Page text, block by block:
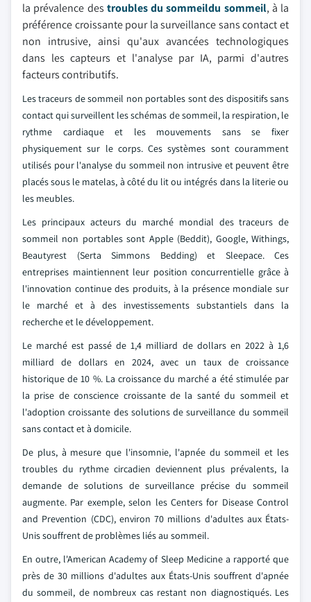
la prévalence des troubles du sommeildu sommeil, à la
préférence croissante pour la surveillance sans contact et
non intrusive, ainsi qu'aux avancées technologiques
dans les capteurs et l'analyse par IA, parmi d'autres
facteurs contributifs.
Les traceurs de sommeil non portables sont des dispositifs sans
contact qui surveillent les schémas de sommeil, la respiration, le
rythme cardiaque et les mouvements sans se fixer
physiquement sur le corps. Ces systèmes sont couramment
utilisés pour l'analyse du sommeil non intrusive et peuvent être
placés sous le matelas, à côté du lit ou intégrés dans la literie ou
les meubles.
Les principaux acteurs du marché mondial des traceurs de
sommeil non portables sont Apple (Beddit), Google, Withings,
Beautyrest (Serta Simmons Bedding) et Sleepace. Ces
entreprises maintiennent leur position concurrentielle grâce à
l'innovation continue des produits, à la présence mondiale sur
le marché et à des investissements substantiels dans la
recherche et le développement.
Le marché est passé de 1,4 milliard de dollars en 2022 à 1,6
milliard de dollars en 2024, avec un taux de croissance
historique de 10 %. La croissance du marché a été stimulée par
la prise de conscience croissante de la santé du sommeil et
l'adoption croissante des solutions de surveillance du sommeil
sans contact et à domicile.
De plus, à mesure que l'insomnie, l'apnée du sommeil et les
troubles du rythme circadien deviennent plus prévalents, la
demande de solutions de surveillance précise du sommeil
augmente. Par exemple, selon les Centers for Disease Control
and Prevention (CDC), environ 70 millions d'adultes aux États-
Unis souffrent de problèmes liés au sommeil.
En outre, l'American Academy of Sleep Medicine a rapporté que
près de 30 millions d'adultes aux États-Unis souffrent d'apnée
du sommeil, de nombreux cas restant non diagnostiqués. Les